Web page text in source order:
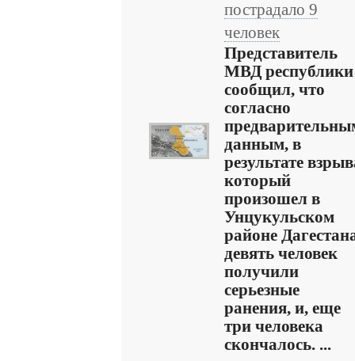
пострадало 9
человек
Представитель
МВД республики
сообщил, что
согласно
данным, в
результате
который
произошел в
Унцукульском
районе
девять человек
получили
серьезные
ранения, и, еще
три человека
скончалось. ...